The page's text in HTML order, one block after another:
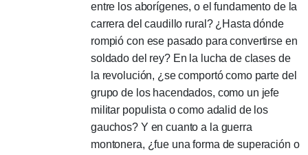
entre los aborígenes, o el fundamento de la
carrera del caudillo rural? ¿Hasta dónde
rompió con ese pasado para convertirse en
soldado del rey? En la lucha de clases de
la revolución, ¿se comportó como parte del
grupo de los hacendados, como un jefe
militar populista o como adalid de los
gauchos? Y en cuanto a la guerra
montonera, ¿fue una forma de superación o